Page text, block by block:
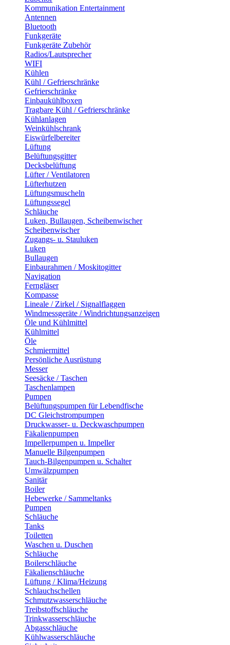
Kommunikation Entertainment
Antennen
Bluetooth
Funkgeräte
Funkgeräte Zubehör
Radios/Lautsprecher
WIFI
Kühlen
Kühl / Gefrierschränke
Gefrierschränke
Einbaukühlboxen
Tragbare Kühl / Gefrierschränke
Kühlanlagen
Weinkühlschrank
Eiswürfelbereiter
Lüftung
Belüftungsgitter
Decksbelüftung
Lüfter / Ventilatoren
Lüfterhutzen
Lüftungsmuscheln
Lüftungssegel
Schläuche
Luken, Bullaugen, Scheibenwischer
Scheibenwischer
Zugangs- u. Stauluken
Luken
Bullaugen
Einbaurahmen / Moskitogitter
Navigation
Ferngläser
Kompasse
Lineale / Zirkel / Signalflaggen
Windmessgeräte / Windrichtungsanzeigen
Öle und Kühlmittel
Kühlmittel
Öle
Schmiermittel
Persönliche Ausrüstung
Messer
Seesäcke / Taschen
Taschenlampen
Pumpen
Belüftungspumpen für Lebendfische
DC Gleichstrompumpen
Druckwasser- u. Deckwaschpumpen
Fäkalienpumpen
Impellerpumpen u. Impeller
Manuelle Bilgenpumpen
Tauch-Bilgenpumpen u. Schalter
Umwälzpumpen
Sanitär
Boiler
Hebewerke / Sammeltanks
Pumpen
Schläuche
Tanks
Toiletten
Waschen u. Duschen
Schläuche
Boilerschläuche
Fäkalienschläuche
Lüftung / Klima/Heizung
Schlauchschellen
Schmutzwasserschläuche
Treibstoffschläuche
Trinkwasserschläuche
Abgasschläuche
Kühlwasserschläuche